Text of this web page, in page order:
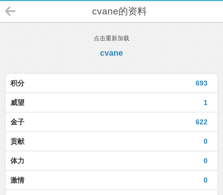
cvane的资料
点击重新加载
cvane
693
积分
1
威望
622
金子
0
贡献
0
体力
0
激情